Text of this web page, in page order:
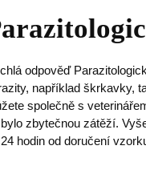
odpověď
například škrkavky,
společně s
zbytečnou zátěží.
hodin od doručení